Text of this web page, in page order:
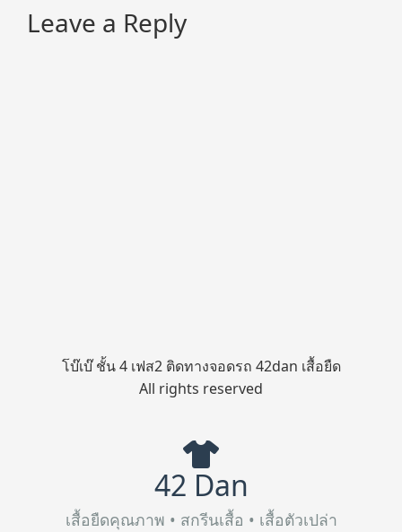
Leave a Reply
โบ๊เบ๊ ชั้น 4 เฟส2 ติดทางจอดรถ 42dan เสื้อยืด
All rights reserved
42 Dan
เสื้อยืดคุณภาพ • สกรีนเสื้อ • เสื้อตัวเปล่า